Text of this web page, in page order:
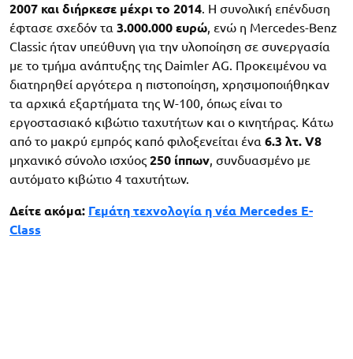
2007 και διήρκεσε μέχρι το 2014. Η συνολική επένδυση
έφτασε σχεδόν τα 3.000.000 ευρώ, ενώ η Mercedes-Benz
Classic ήταν υπεύθυνη για την υλοποίηση σε συνεργασία
με το τμήμα ανάπτυξης της Daimler AG. Προκειμένου να
διατηρηθεί αργότερα η πιστοποίηση, χρησιμοποιήθηκαν
τα αρχικά εξαρτήματα της W-100, όπως είναι το
εργοστασιακό κιβώτιο ταχυτήτων και ο κινητήρας. Κάτω
από το μακρύ εμπρός καπό φιλοξενείται ένα 6.3 λτ. V8
μηχανικό σύνολο ισχύος 250 ίππων, συνδυασμένο με
αυτόματο κιβώτιο 4 ταχυτήτων.
Δείτε ακόμα: Γεμάτη τεχνολογία η νέα Mercedes E-
Class